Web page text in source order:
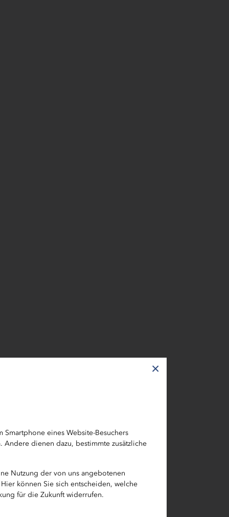
eines Website-Besuchers
dienen dazu, bestimmte zusätzliche
Nutzung der von uns angebotenen
können Sie sich entscheiden, welche
für die Zukunft widerrufen.
×